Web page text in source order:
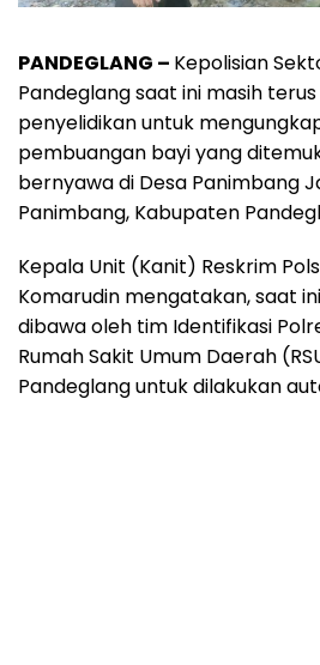
PANDEGLANG – Kepolisian
Pandeglang saat ini masih
penyelidikan untuk
pembuangan bayi yang
bernyawa di Desa Panimbang
Panimbang, Kabupaten
Kepala Unit (Kanit) Reskrim
Komarudin mengatakan, saat
dibawa oleh tim Identifikasi
Rumah Sakit Umum Daerah
Pandeglang untuk dilakukan